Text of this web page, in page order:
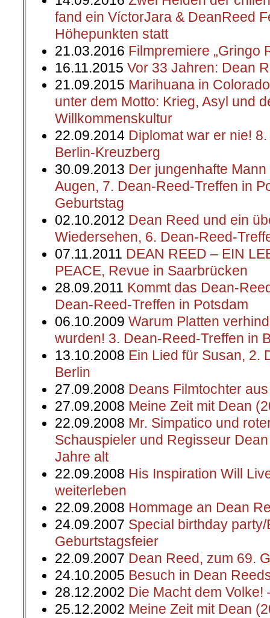
fand ein VíctorJara & DeanReed
Höhepunkten statt
21.03.2016 Filmpremiere „Gringo
16.11.2015 Vor 33 Jahren: Dean
21.09.2015 Marihuana in
unter dem Motto: Krieg, Asyl und
Willkommenskultur
22.09.2014 Diplomat war er nie!
Berlin-Kreuzberg
30.09.2013 Der jungenhafte
Augen, 7. Dean-Reed-Treffen in
Geburtstag
02.10.2012 Dean Reed und ein
Wiedersehen, 6. Dean-Reed-
07.11.2011 DEAN REED – EIN
PEACE, Revue in Saarbrücken
28.09.2011 Kommt das Dean-
Dean-Reed-Treffen in Potsdam
06.10.2009 Warum Platten
wurden! 3. Dean-Reed-Treffen in
13.10.2008 Ein Lied für Susan, 2.
Berlin
27.09.2008 Deans Filmtochter aus
27.09.2008 Meine Zeit mit Dean
22.09.2008 Mr. Simpatico und
Schauspieler und Regisseur
Jahre alt
22.09.2008 His Inspiration Will
weiterleben
22.09.2008 Hommage an Dean
24.09.2007 Special birthday
Geburtstagsfeier
22.09.2007 Dean Reed, zum 69.
24.10.2005 Besuch in Dean
28.12.2002 Die Macht dem
25.12.2002 Meine Zeit mit Dean